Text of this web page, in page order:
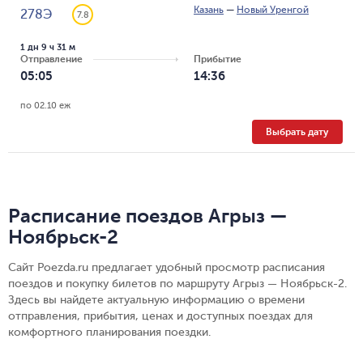
278Э 7.8 Казань — Новый Уренгой
Отправление
05:05
1 дн 9 ч 31 м
Прибытие
14:36
по 02.10 еж
Выбрать дату
Расписание поездов Агрыз —
Ноябрьск-2
Сайт Poezda.ru предлагает удобный просмотр расписания
поездов и покупку билетов по маршруту Агрыз — Ноябрьск-2.
Здесь вы найдете актуальную информацию о времени
отправления, прибытия, ценах и доступных поездах для
комфортного планирования поездки.